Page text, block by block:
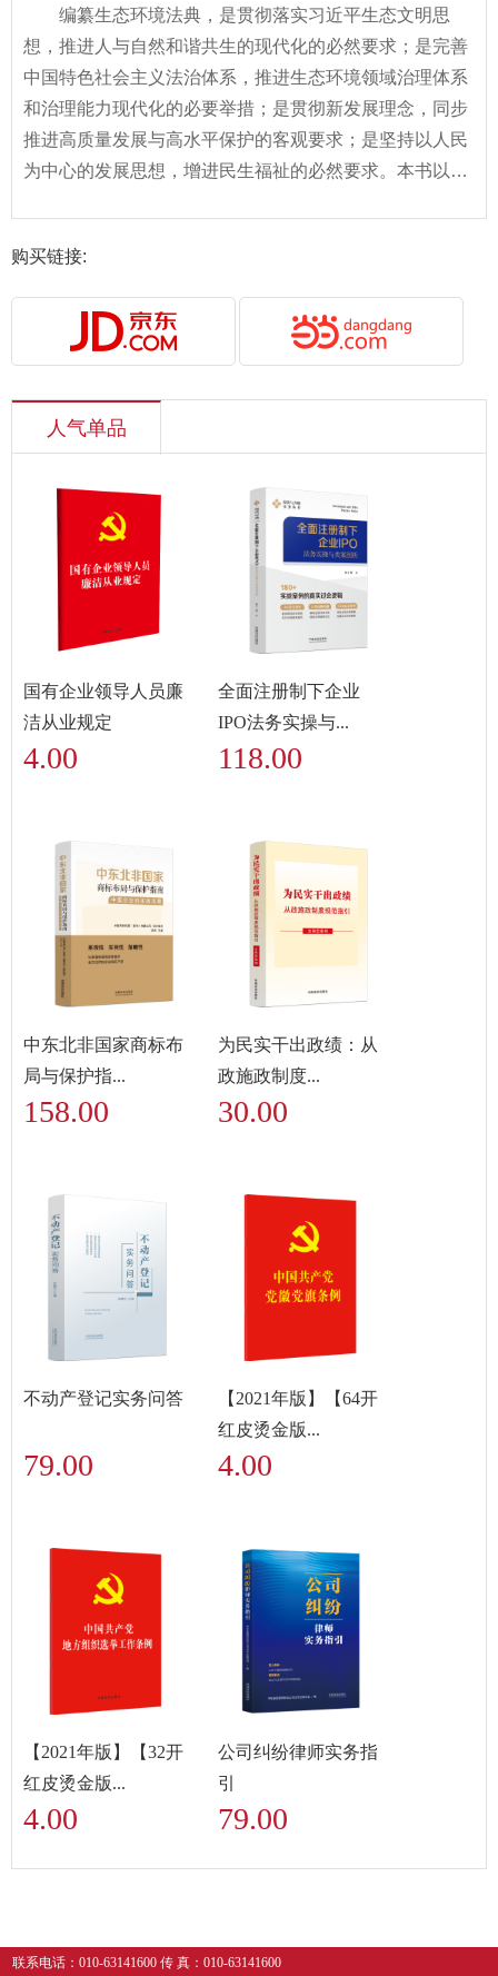
编纂生态环境法典，是贯彻落实习近平生态文明思
想，推进人与自然和谐共生的现代化的必然要求；是完善
中国特色社会主义法治体系，推进生态环境领域治理体系
和治理能力现代化的必要举措；是贯彻新发展理念，同步
推进高质量发展与高水平保护的客观要求；是坚持以人民
为中心的发展思想，增进民生福祉的必然要求。本书以
大读者更好学习、掌握《中华人民共和国生态环境法
典》。
购买链接:
人气单品
国有企业领导人员廉
洁从业规定
4.00
全面注册制下企业
IPO法务实操与...
118.00
中东北非国家商标布
局与保护指...
158.00
为民实干出政绩：从
政施政制度...
30.00
不动产登记实务问答
79.00
【2021年版】【64开
红皮烫金版...
4.00
【2021年版】【32开
红皮烫金版...
4.00
公司纠纷律师实务指
引
79.00
联系电话：010-63141600 传 真：010-63141600